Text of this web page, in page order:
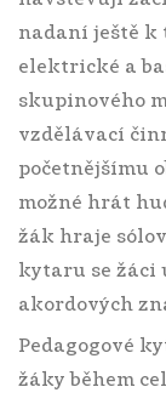
nadaní ještě k
elektrické a
skupinového
vzdělávací
početnějšímu
možné hrát
žák hraje
kytaru se žáci
akordových
Pedagogové
žáky během